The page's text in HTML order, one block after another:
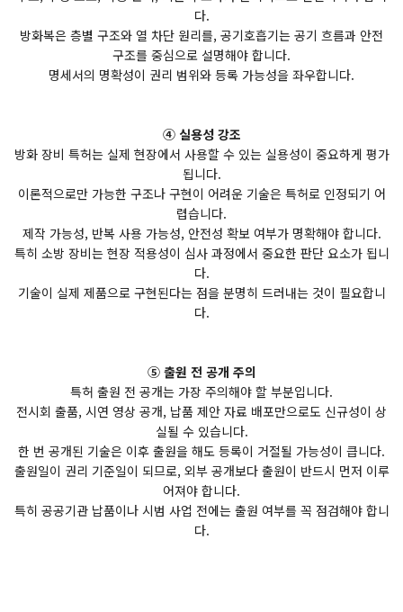
다.
방화복은 층별 구조와 열 차단 원리를, 공기호흡기는 공기 흐름과 안전
구조를 중심으로 설명해야 합니다.
명세서의 명확성이 권리 범위와 등록 가능성을 좌우합니다.
④ 실용성 강조
방화 장비 특허는 실제 현장에서 사용할 수 있는 실용성이 중요하게 평가
됩니다.
이론적으로만 가능한 구조나 구현이 어려운 기술은 특허로 인정되기 어
렵습니다.
제작 가능성, 반복 사용 가능성, 안전성 확보 여부가 명확해야 합니다.
특히 소방 장비는 현장 적용성이 심사 과정에서 중요한 판단 요소가 됩니
다.
기술이 실제 제품으로 구현된다는 점을 분명히 드러내는 것이 필요합니
다.
⑤ 출원 전 공개 주의
특허 출원 전 공개는 가장 주의해야 할 부분입니다.
전시회 출품, 시연 영상 공개, 납품 제안 자료 배포만으로도 신규성이 상
실될 수 있습니다.
한 번 공개된 기술은 이후 출원을 해도 등록이 거절될 가능성이 큽니다.
출원일이 권리 기준일이 되므로, 외부 공개보다 출원이 반드시 먼저 이루
어져야 합니다.
특히 공공기관 납품이나 시범 사업 전에는 출원 여부를 꼭 점검해야 합니
다.